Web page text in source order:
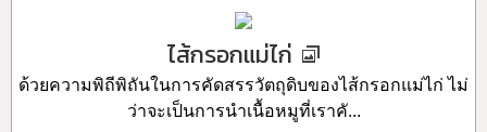
ไส้กรอกแม่ไก่
ด้วยความพิถีพิถันในการคัดสรรวัตถุดิบของไส้กรอกแม่ไก่ ไม่
ว่าจะเป็นการนำเนื้อหมูที่เราคั...